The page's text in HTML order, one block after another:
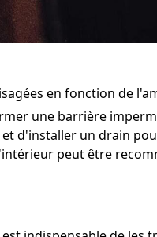
en fonction de
une barrière
d'installer un drain
peut être